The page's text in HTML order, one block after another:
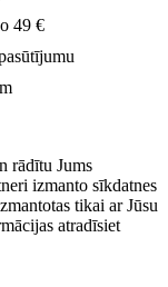
49 €
rādītu Jums
izmanto sīkdatnes
tikai ar Jūsu
atradīsiet